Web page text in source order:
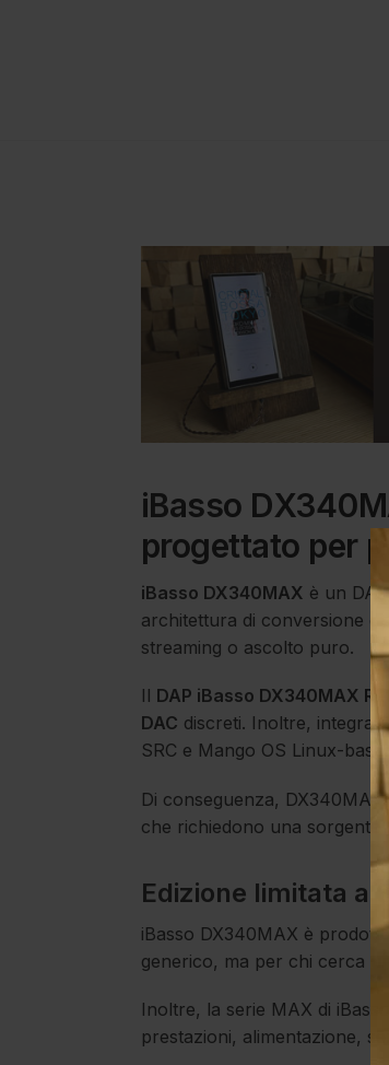
iBasso
progettato per
iBasso DX340MAX è un
architettura di conversione
streaming o ascolto puro.
Il DAP iBasso DX340MAX
DAC discreti. Inoltre, integra
SRC e Mango OS Linux-
Di conseguenza,
che richiedono una
Edizione limitata a
iBasso DX340MAX è
generico, ma per chi cerca
Inoltre, la serie MAX di
prestazioni, alimentazione,